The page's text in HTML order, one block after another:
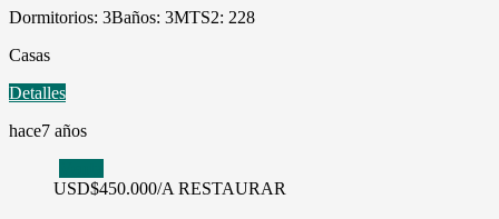
Dormitorios: 3Baños: 3MTS2: 228
Casas
Detalles
hace7 años
USD$450.000/A RESTAURAR